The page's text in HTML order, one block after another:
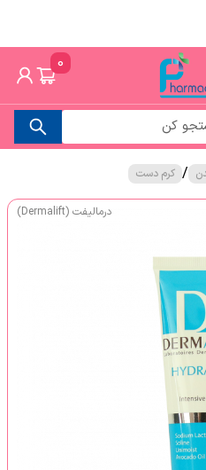
0
/ کرم دست
درمالیفت (Dermalift)